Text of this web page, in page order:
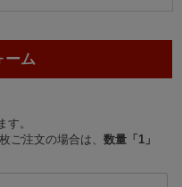
ーム
す。
ご注文の場合は、数量「1」